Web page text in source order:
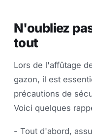
N'oubliez
tout
Lors de l'affûtage
gazon, il est
précautions de
Voici quelques
- Tout d'abord,